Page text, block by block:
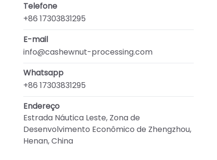
Telefone
+86 17303831295
E-mail
info@cashewnut-processing.com
Whatsapp
+86 17303831295
Endereço
Estrada Náutica Leste, Zona de
Desenvolvimento Econômico de Zhengzhou,
Henan, China